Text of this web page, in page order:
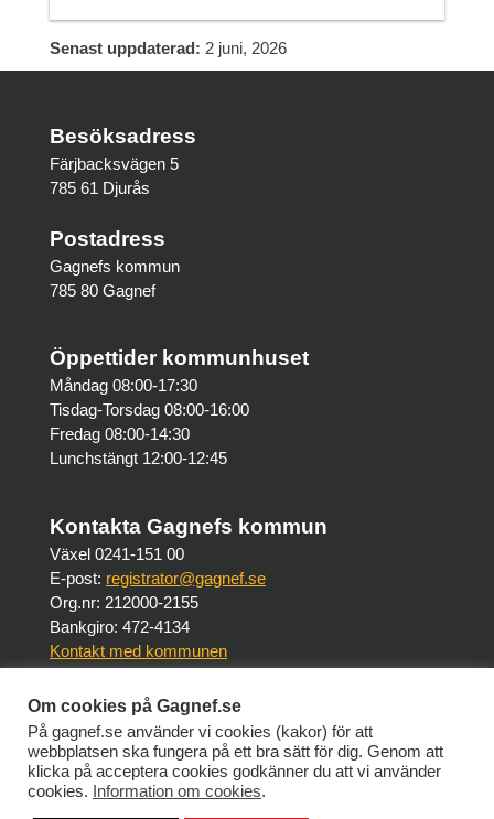
Senast uppdaterad: 2 juni, 2026
Besöksadress
Färjbacksvägen 5
785 61 Djurås
Postadress
Gagnefs kommun
785 80 Gagnef
Öppettider kommunhuset
Måndag 08:00-17:30
Tisdag-Torsdag 08:00-16:00
Fredag 08:00-14:30
Lunchstängt 12:00-12:45
Kontakta Gagnefs kommun
Växel 0241-151 00
E-post: registrator@gagnef.se
Org.nr: 212000-2155
Bankgiro: 472-4134
Kontakt med kommunen
Om webbplatsen
Om Gagnef.se
Tillgänglighet på Gagnef.se
Om cookies på Gagnef.se
På gagnef.se använder vi cookies (kakor) för att
webbplatsen ska fungera på ett bra sätt för dig. Genom att
klicka på acceptera cookies godkänner du att vi använder
cookies.
Information om cookies.